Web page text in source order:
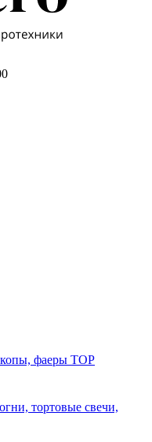
фаеры TOP
тортовые свечи,